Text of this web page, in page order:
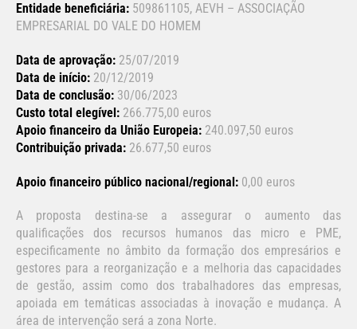
Entidade beneficiária: 509861105, AEVH – ASSOCIAÇÃO
EMPRESARIAL DO VALE DO HOMEM
Data de aprovação: 25/07/2019
Data de início: 20/12/2019
Data de conclusão: 30/06/2023
Custo total elegível: 266.775,00 euros
Apoio financeiro da União Europeia: 240.097,50 euros
Contribuição privada: 26.677,50 euros
Apoio financeiro público nacional/regional: 0,00 euros
A proposta destina-se a assegurar o aumento das
qualificações dos recursos humanos das micro e PME,
especificamente no âmbito da formação dos empresários e
gestores para a reorganização e a melhoria das capacidades
de gestão, assim como dos trabalhadores das empresas,
apoiada em temáticas associadas à inovação e mudança. A
área de intervenção será a zona Norte.